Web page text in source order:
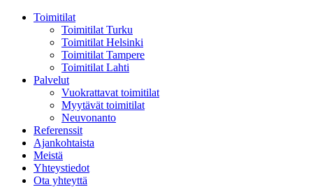
Toimitilat
Toimitilat Turku
Toimitilat Helsinki
Toimitilat Tampere
Toimitilat Lahti
Palvelut
Vuokrattavat toimitilat
Myytävät toimitilat
Neuvonanto
Referenssit
Ajankohtaista
Meistä
Yhteystiedot
Ota yhteyttä